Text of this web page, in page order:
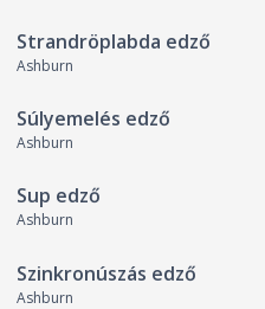
Strandröplabda edző
Ashburn
Súlyemelés edző
Ashburn
Sup edző
Ashburn
Szinkronúszás edző
Ashburn